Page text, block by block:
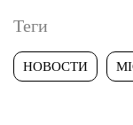
Теги
НОВОСТИ